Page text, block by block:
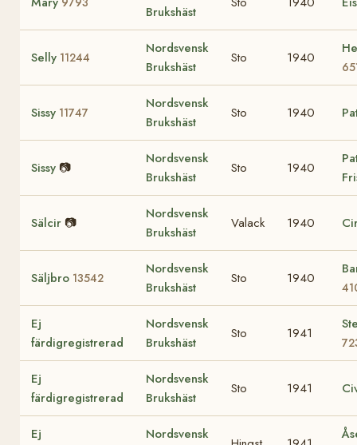
Brukshäst
Selly 11244
Nordsvensk
Brukshäst
Sto 1940
Sissy 11747
Nordsvensk
Brukshäst
Sto 1940
Sissy 📷
Nordsvensk
Brukshäst
Sto 1940
Sälcir 📷
Nordsvensk
Brukshäst
Valack 1940
Säljbro 13542
Nordsvensk
Brukshäst
Sto 1940
Ej
färdigregistrerad
Nordsvensk
Brukshäst
Sto 1941
Ej
färdigregistrerad
Nordsvensk
Brukshäst
Sto 1941
Ej
Nordsvensk